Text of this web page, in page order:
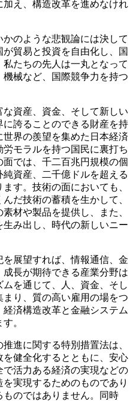
え、構造改革を進めなけれ
のような悲観論には決して
貿易と投資を自由化し、国
たちの先人は一丸となって
械など、国際競争力を持つ
資産、資金、そして新しい
誇ることのできる財産を持
界の羨望を集めた日本経済
モラルを持つ国民に裏打ち
では、千二百兆円規模の個
資産、二千億ドルを超える
す。技術の面においても、
だ技術の蓄積を生かして、
材や製品を提供し、また、
み出し、時代の新しいニー
展望すれば、情報通信、金
長が期待できる産業分野は
を通じて、人、資金、そし
り、質の高い雇用の場をつ
済構造改革と金融システム
。
進に関する特別措置法は、
健全化するとともに、安心
活力ある経済の実現などの
実現するためのものであり
ものではありません。同時